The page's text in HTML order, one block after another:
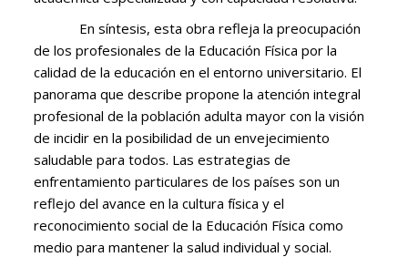
En síntesis, esta obra refleja la preocupación
de los profesionales de la Educación Física por la
calidad de la educación en el entorno universitario. El
panorama que describe propone la atención integral
profesional de la población adulta mayor con la visión
de incidir en la posibilidad de un envejecimiento
saludable para todos. Las estrategias de
enfrentamiento particulares de los países son un
reflejo del avance en la cultura física y el
reconocimiento social de la Educación Física como
medio para mantener la salud individual y social.